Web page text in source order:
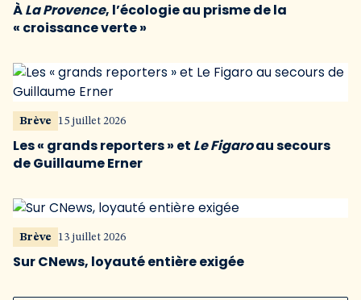
ÀLa Provence, l’écologie au prisme de la
« croissance verte »
Brève 15 juillet 2026
Les « grands reporters » et Le Figaroau secours
de Guillaume Erner
Brève 13 juillet 2026
Sur CNews, loyauté entière exigée